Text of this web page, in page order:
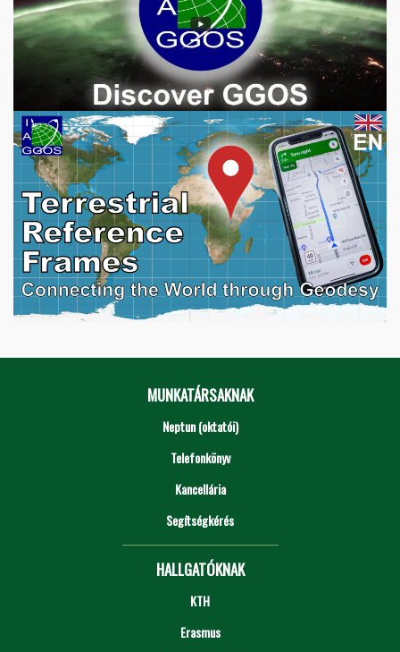
MUNKATÁRSAKNAK
Neptun (oktatói)
Telefonkönyv
Kancellária
Segítségkérés
HALLGATÓKNAK
KTH
Erasmus